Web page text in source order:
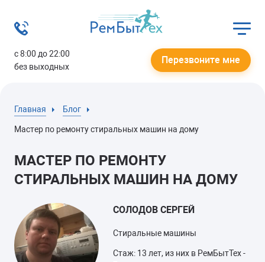
с 8:00 до 22:00
без выходных
Перезвоните мне
Главная Блог
Мастер по ремонту стиральных машин на дому
МАСТЕР ПО РЕМОНТУ
СТИРАЛЬНЫХ МАШИН НА ДОМУ
СОЛОДОВ СЕРГЕЙ
Стиральные машины
Стаж: 13 лет, из них в РемБытТех -